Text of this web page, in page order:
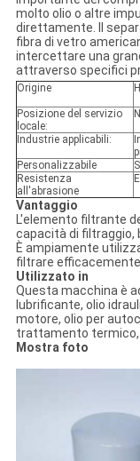
molto olio o altre
direttamente. Il
fibra di vetro
intercettare una
attraverso specifici
Origine
Posizione del servizio
locale:
Industrie applicabili:
Personalizzabile
SÌ
Resistenza
all'abrasione
Vantaggio
L'elemento filtrante
capacità di filtraggio,
È ampiamente
filtrare efficacemente
Utilizzato in
Questa macchina è
lubrificante, olio
motore, olio per
trattamento termico,
Mostra foto